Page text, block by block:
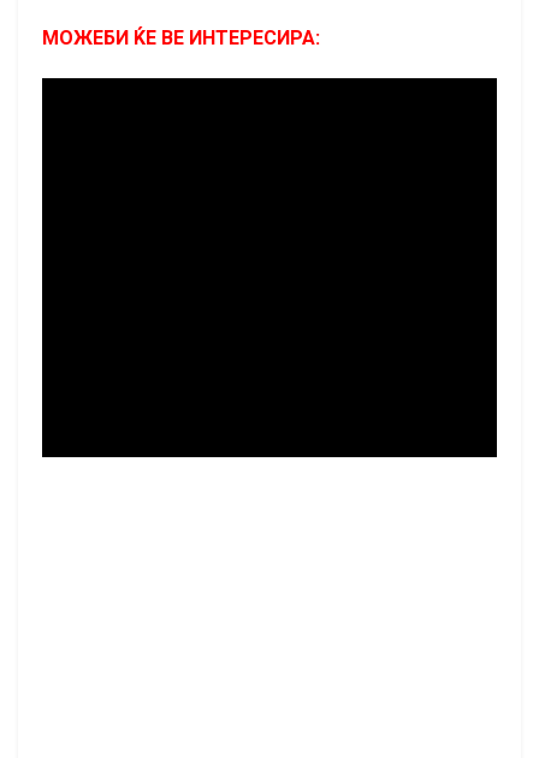
МОЖЕБИ ЌЕ ВЕ ИНТЕРЕСИРА: